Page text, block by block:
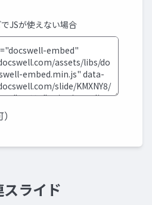
でJSが使えない場合
スライド